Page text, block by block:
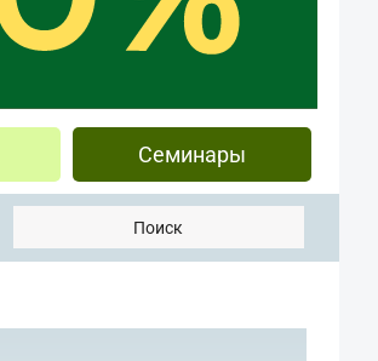
Семинары
Поиск